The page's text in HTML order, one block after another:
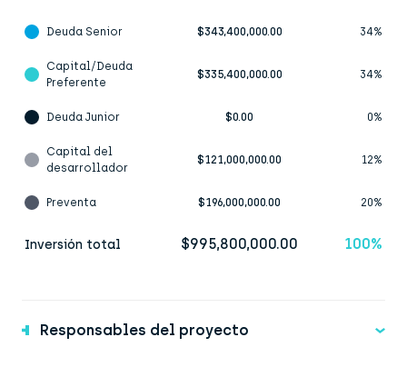
Deuda Senior $343,400,000.00 34%
Capital/Deuda
Preferente
$335,400,000.00 34%
Deuda Junior $0.00 0%
Capital del
desarrollador
$121,000,000.00 12%
Preventa $196,000,000.00 20%
Inversión total $995,800,000.00 100%
Responsables del proyecto